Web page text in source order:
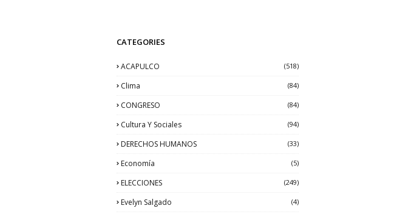
CATEGORIES
ACAPULCO (518)
Clima (84)
CONGRESO (84)
Cultura Y Sociales (94)
DERECHOS HUMANOS (33)
Economía (5)
ELECCIONES (249)
Evelyn Salgado (4)